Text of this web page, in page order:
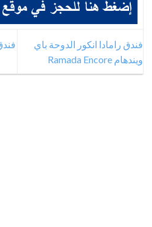
فندق رامادا انكور الدوحة باي
ويندهام Ramada Encore